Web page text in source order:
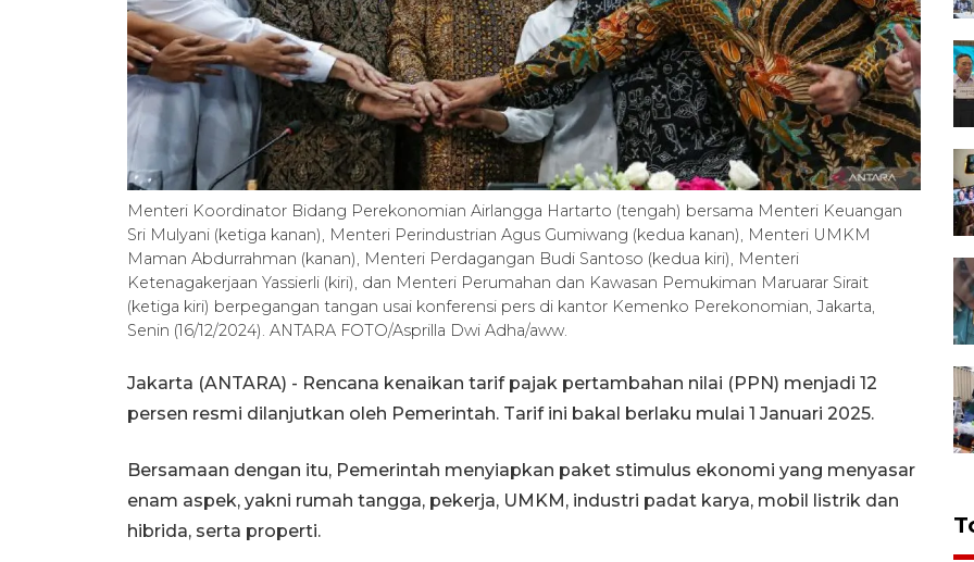
Menteri Koordinator Bidang Perekonomian Airlangga Hartarto (tengah) bersama Menteri Keuangan
Sri Mulyani (ketiga kanan), Menteri Perindustrian Agus Gumiwang (kedua kanan), Menteri UMKM
Maman Abdurrahman (kanan), Menteri Perdagangan Budi Santoso (kedua kiri), Menteri
Ketenagakerjaan Yassierli (kiri), dan Menteri Perumahan dan Kawasan Pemukiman Maruarar Sirait
(ketiga kiri) berpegangan tangan usai konferensi pers di kantor Kemenko Perekonomian, Jakarta,
Senin (16/12/2024). ANTARA FOTO/Asprilla Dwi Adha/aww.
Jakarta (ANTARA) - Rencana kenaikan tarif pajak pertambahan nilai (PPN) menjadi 12
persen resmi dilanjutkan oleh Pemerintah. Tarif ini bakal berlaku mulai 1 Januari 2025.
Bersamaan dengan itu, Pemerintah menyiapkan paket stimulus ekonomi yang menyasar
enam aspek, yakni rumah tangga, pekerja, UMKM, industri padat karya, mobil listrik dan
hibrida, serta properti.